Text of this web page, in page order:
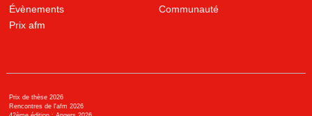
Évènements
Communauté
Prix afm
Prix de thèse 2026
Rencontres de l'afm 2026